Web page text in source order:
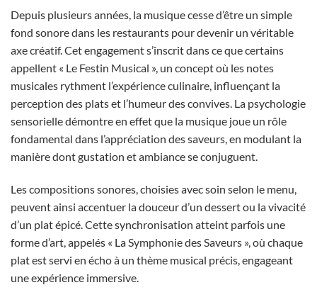
Depuis plusieurs années, la musique cesse d’être un simple
fond sonore dans les restaurants pour devenir un véritable
axe créatif. Cet engagement s’inscrit dans ce que certains
appellent « Le Festin Musical », un concept où les notes
musicales rythment l’expérience culinaire, influençant la
perception des plats et l’humeur des convives. La psychologie
sensorielle démontre en effet que la musique joue un rôle
fondamental dans l’appréciation des saveurs, en modulant la
manière dont gustation et ambiance se conjuguent.
Les compositions sonores, choisies avec soin selon le menu,
peuvent ainsi accentuer la douceur d’un dessert ou la vivacité
d’un plat épicé. Cette synchronisation atteint parfois une
forme d’art, appelés « La Symphonie des Saveurs », où chaque
plat est servi en écho à un thème musical précis, engageant
une expérience immersive.